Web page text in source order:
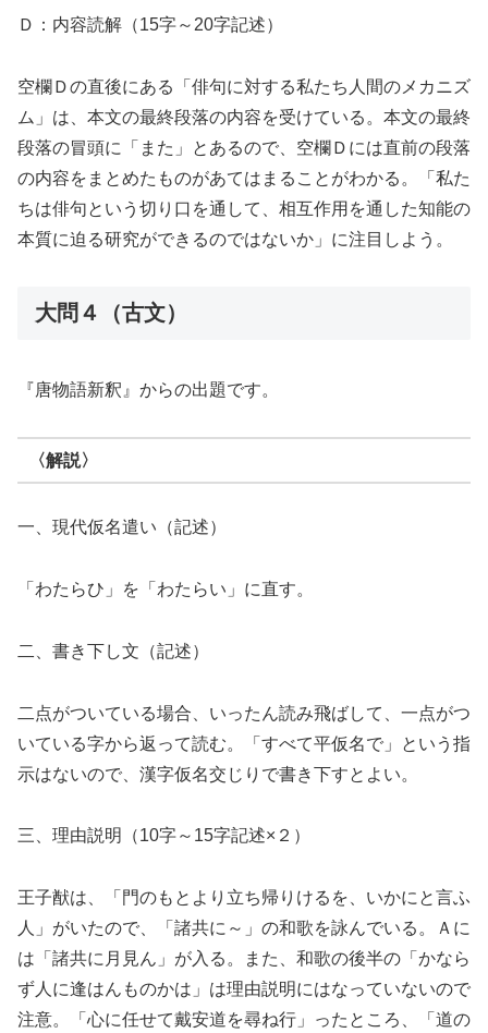
Ｄ：内容読解（15字～20字記述）
空欄Ｄの直後にある「俳句に対する私たち人間のメカニズ
ム」は、本文の最終段落の内容を受けている。本文の最終
段落の冒頭に「また」とあるので、空欄Ｄには直前の段落
の内容をまとめたものがあてはまることがわかる。「私た
ちは俳句という切り口を通して、相互作用を通した知能の
本質に迫る研究ができるのではないか」に注目しよう。
大問４（古文）
『唐物語新釈』からの出題です。
〈解説〉
一、現代仮名遣い（記述）
「わたらひ」を「わたらい」に直す。
二、書き下し文（記述）
二点がついている場合、いったん読み飛ばして、一点がつ
いている字から返って読む。「すべて平仮名で」という指
示はないので、漢字仮名交じりで書き下すとよい。
三、理由説明（10字～15字記述×２）
王子猷は、「門のもとより立ち帰りけるを、いかにと言ふ
人」がいたので、「諸共に～」の和歌を詠んでいる。Ａに
は「諸共に月見ん」が入る。また、和歌の後半の「かなら
ず人に逢はんものかは」は理由説明にはなっていないので
注意。「心に任せて戴安道を尋ね行」ったところ、「道の